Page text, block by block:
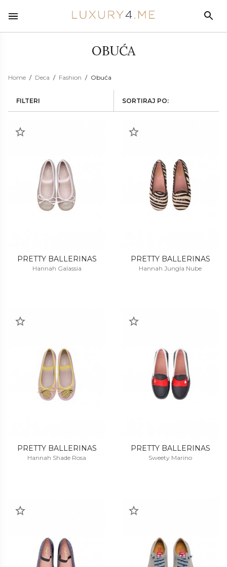
OBUĆA
Home Deca Fashion Obuća
FILTERI SORTIRAJ PO:
PRETTY BALLERINAS
Hannah Galassia
PRETTY BALLERINAS
Hannah Jungla Nube
PRETTY BALLERINAS
Hannah Shade Rosa
PRETTY BALLERINAS
Sweety Marino